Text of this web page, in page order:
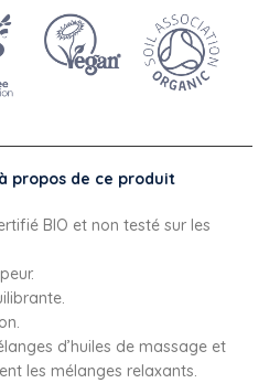
propos de ce produit
BIO et non testé sur les
d’huiles de massage et
les mélanges relaxants.